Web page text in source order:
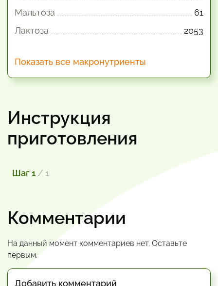
Мальтоза
61
Лактоза
2053
Показать все макронутриенты
Инструкция
приготовления
Шаг 1 / 1
Комментарии
На данный момент комментариев нет. Оставьте
первым.
Добавить комментарий